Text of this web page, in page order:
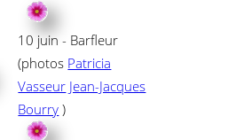
10 juin - Barfleur
(photos Patricia
Vasseur Jean-Jacques
Bourry )